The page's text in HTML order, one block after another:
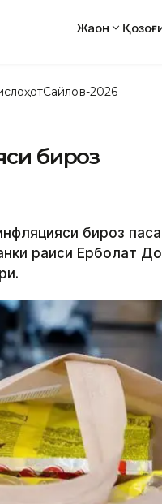
Жаҳон
Сайлов-2026
бироз
бироз
раиси Ерболат